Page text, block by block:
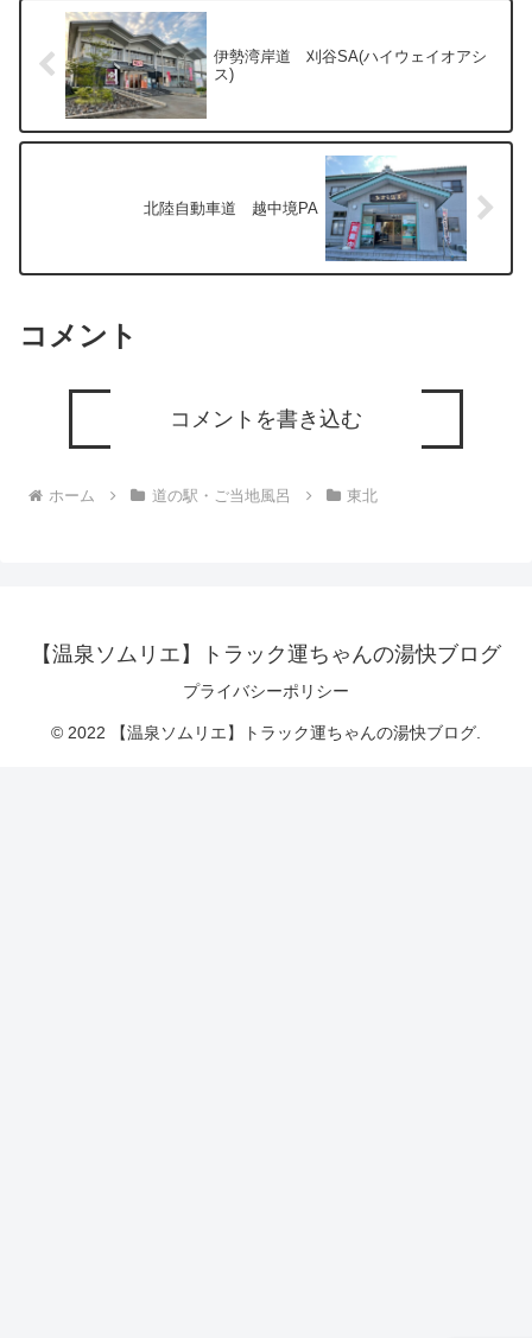
伊勢湾岸道 刈谷SA(ハイウェイオアシ
ス)
北陸自動車道 越中境PA
コメント
コメントを書き込む
ホーム 道の駅・ご当地風呂 東北
【温泉ソムリエ】トラック運ちゃんの湯快ブログ
プライバシーポリシー
© 2022 【温泉ソムリエ】トラック運ちゃんの湯快ブログ.